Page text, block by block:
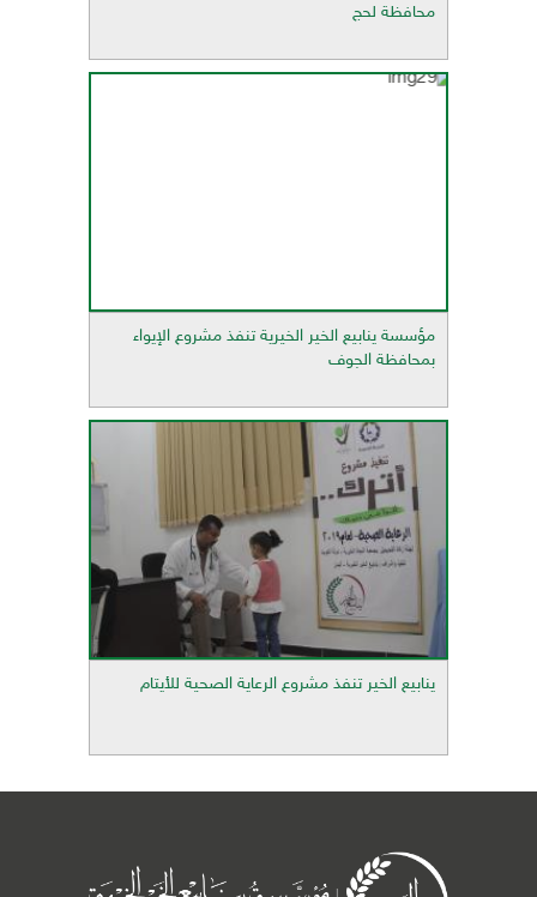
محافظة لحج
مؤسسة ينابيع الخير الخيرية تنفذ مشروع الإيواء
بمحافظة الجوف
ينابيع الخير تنفذ مشروع الرعاية الصحية للأيتام